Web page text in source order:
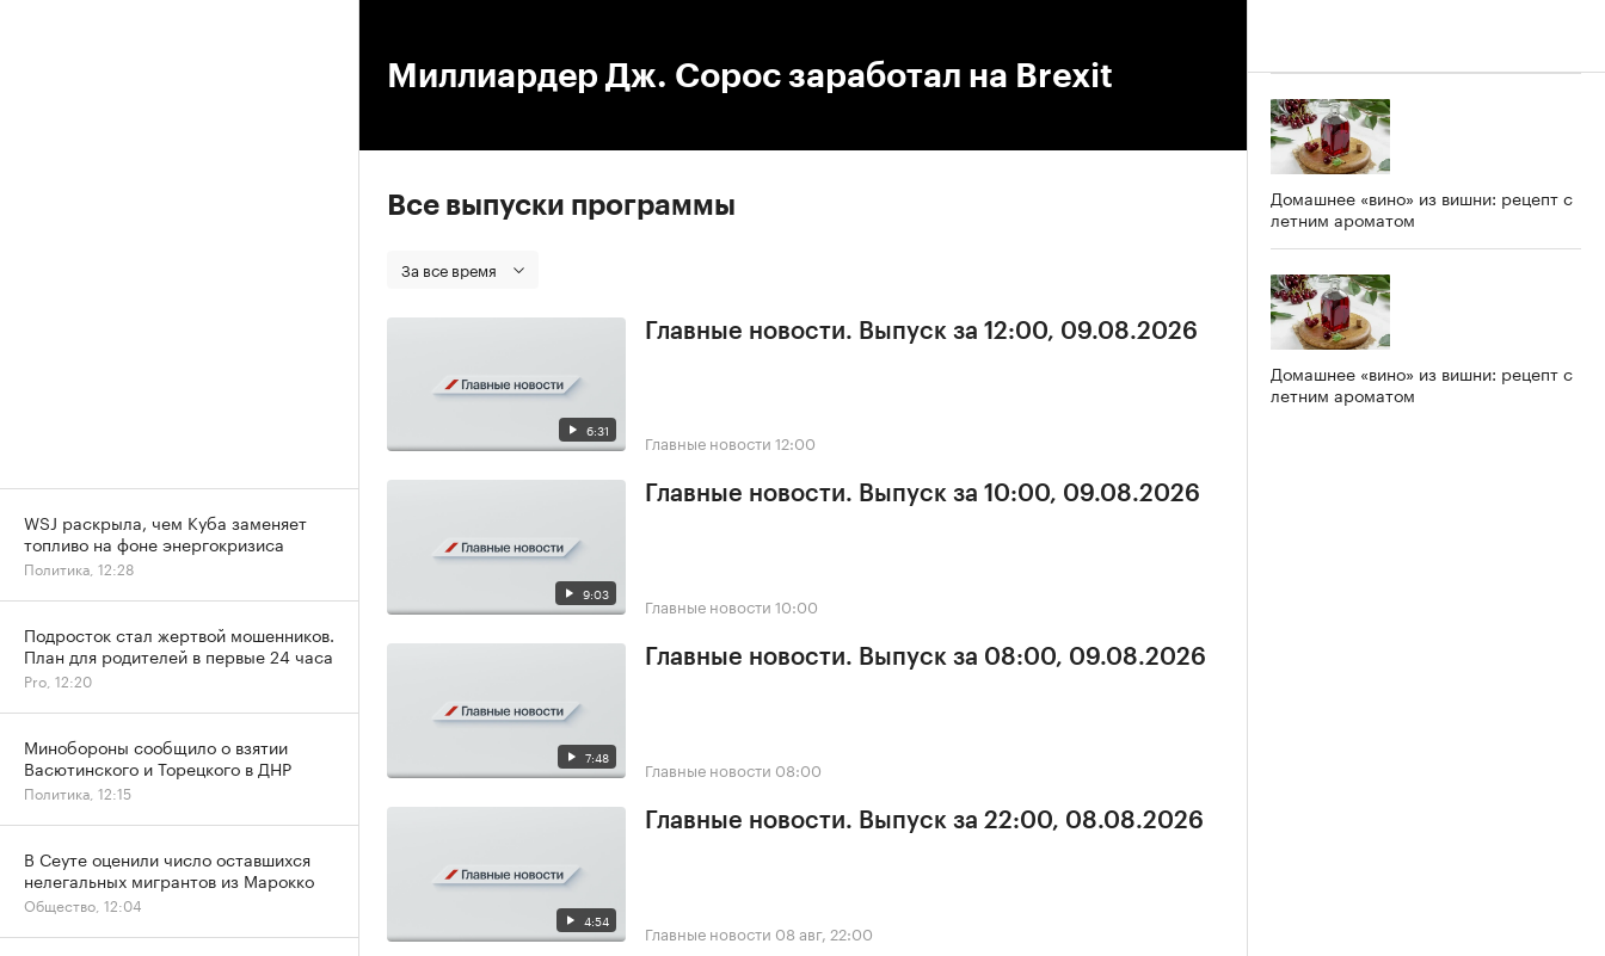
Миллиардер Дж. Сорос заработал на Brexit
Все выпуски программы
За все время
6:31
Главные новости. Выпуск за 12:00, 09.08.2026
Главные новости 12:00
9:03
Главные новости. Выпуск за 10:00, 09.08.2026
Главные новости 10:00
7:48
Главные новости. Выпуск за 08:00, 09.08.2026
Главные новости 08:00
4:54
Главные новости. Выпуск за 22:00, 08.08.2026
Главные новости 08 авг, 22:00
Домашнее «вино» из вишни: рецепт с
летним ароматом
Домашнее «вино» из вишни: рецепт с
летним ароматом
WSJ раскрыла, чем Куба заменяет
топливо на фоне энергокризиса
Политика, 12:28
Подросток стал жертвой мошенников.
План для родителей в первые 24 часа
Pro, 12:20
Минобороны сообщило о взятии
Васютинского и Торецкого в ДНР
Политика, 12:15
В Сеуте оценили число оставшихся
нелегальных мигрантов из Марокко
Общество, 12:04